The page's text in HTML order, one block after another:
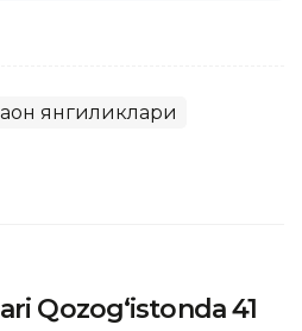
янгиликлари
Qozog‘istonda 41